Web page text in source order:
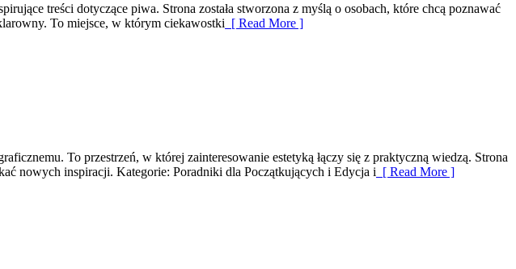
treści dotyczące piwa. Strona została stworzona z myślą o osobach, które chcą poznawać
To miejsce, w którym ciekawostki [ Read More ]
To przestrzeń, w której zainteresowanie estetyką łączy się z praktyczną wiedzą. Strona
nowych inspiracji. Kategorie: Poradniki dla Początkujących i Edycja i [ Read More ]